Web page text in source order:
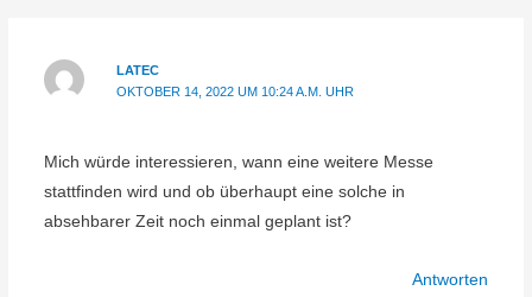
LATEC
OKTOBER 14, 2022 UM 10:24 A.M. UHR
Mich würde interessieren, wann eine weitere Messe
stattfinden wird und ob überhaupt eine solche in
absehbarer Zeit noch einmal geplant ist?
Antworten